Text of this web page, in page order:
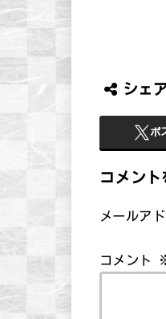
シェ
ポ
コメント
メールア
コメント